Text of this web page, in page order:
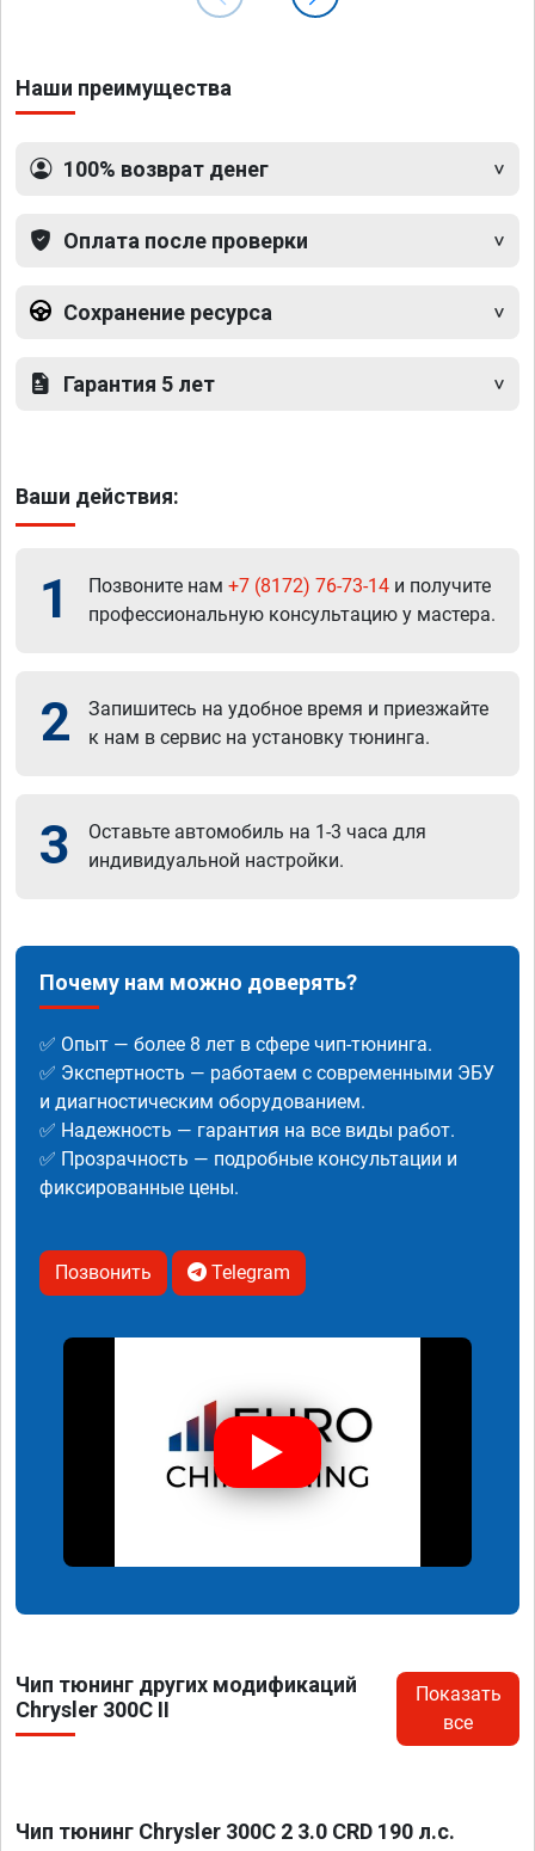
Наши преимущества
100% возврат денег
Оплата после проверки
Сохранение ресурса
Гарантия 5 лет
Ваши действия:
1 Позвоните нам +7 (8172) 76-73-14 и получите
профессиональную консультацию у мастера.
2
Запишитесь на удобное время и приезжайте
к нам в сервис на установку тюнинга.
3
Оставьте автомобиль на 1-3 часа для
индивидуальной настройки.
Почему нам можно доверять?
✅ Опыт — более 8 лет в сфере чип-тюнинга.
✅ Экспертность — работаем с современными ЭБУ
и диагностическим оборудованием.
✅ Надежность — гарантия на все виды работ.
✅ Прозрачность — подробные консультации и
фиксированные цены.
Позвонить Telegram
Чип тюнинг других модификаций
Chrysler 300C II
Показать
все
Чип тюнинг Chrysler 300C 2 3.0 CRD 190 л.с.